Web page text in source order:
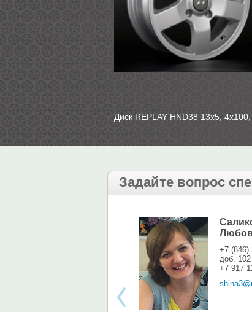
Диск REPLAY HND38 13х5,
Задайте вопрос
+7 (846)
доб. 102
+7 917